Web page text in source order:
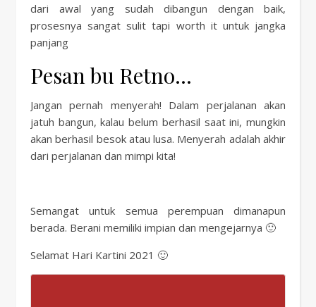
dari awal yang sudah dibangun dengan baik,
prosesnya sangat sulit tapi worth it untuk jangka
panjang
Pesan bu Retno…
Jangan pernah menyerah! Dalam perjalanan akan
jatuh bangun, kalau belum berhasil saat ini, mungkin
akan berhasil besok atau lusa. Menyerah adalah akhir
dari perjalanan dan mimpi kita!
Semangat untuk semua perempuan dimanapun
berada. Berani memiliki impian dan mengejarnya 🙂
Selamat Hari Kartini 2021 🙂